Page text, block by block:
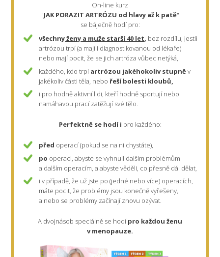
On-line kurz
"JAK PORAZIT ARTRÓZU od hlavy až k patě"
se báječně hodí pro:
všechnyženy a muže starší 40 let, bez rozdílu, jestli
artrózou trpí (a mají i diagnostikovanou od lékaře)
nebo mají pocit, že se jich artróza vůbec netýká,
každého, kdo trpíartrózou jakéhokoliv stupněv
jakékoliv části těla, nebořešíbolesti kloubů,
i pro hodně aktivní lidi, kteří hodně sportují nebo
namáhavou prací zatěžují své tělo.
Perfektně se hodí i pro každého:
před operací (pokud se na ni chystáte),
po operaci, abyste se vyhnuli dalším problémům
a dalším operacím, a abyste věděli, co přesně dál dělat,
i v případě, že už jste po (jedné nebo více) operacích,
máte pocit, že problémy jsou konečně vyřešeny,
a nebo se problémy začínají znovu ozývat.
A dvojnásob speciálně se hodípro každou ženu
v menopauze.